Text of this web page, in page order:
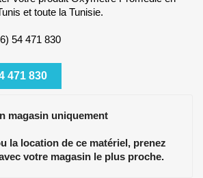
et toute la Tunisie.
54 471 830
471 830
magasin uniquement
la location de ce matériel, prenez
votre magasin le plus proche.